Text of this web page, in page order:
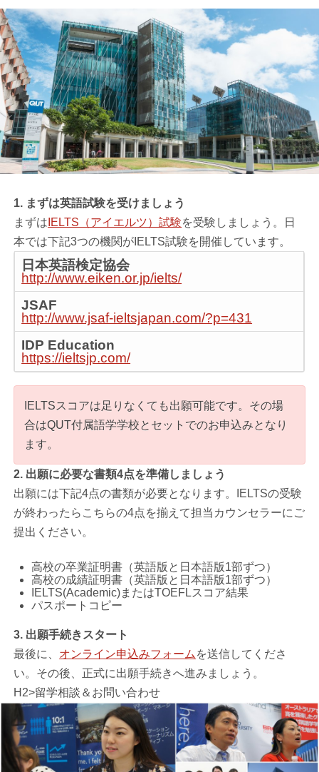
1. まずは英語試験を受けましょう
まずは IELTS（アイエルツ）試験を受験しましょう。日
本では下記3つの機関がIELTS試験を開催しています。
日本英語検定協会
http://www.eiken.or.jp/ielts/
JSAF
http://www.jsaf-ieltsjapan.com/?p=431
IDP Education
https://ieltsjp.com/
IELTSスコアは足りなくても出願可能です。その場
合はQUT付属語学学校とセットでのお申込みとなり
ます。
2. 出願に必要な書類4点を準備しましょう
出願には下記4点の書類が必要となります。IELTSの受験
が終わったらこちらの4点を揃えて担当カウンセラーにご
提出ください。
高校の卒業証明書（英語版と日本語版1部ずつ）
高校の成績証明書（英語版と日本語版1部ずつ）
IELTS(Academic)またはTOEFLスコア結果
パスポートコピー
3. 出願手続きスタート
最後に、 オンライン申込みフォームを送信してくださ
い。その後、正式に出願手続きへ進みましょう。
H2>留学相談＆お問い合わせ